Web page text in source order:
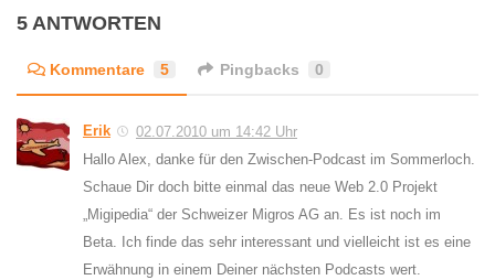
5 ANTWORTEN
Kommentare 5 Pingbacks 0
Erik
02.07.2010 um 14:42 Uhr
Hallo Alex, danke für den Zwischen-Podcast im Sommerloch.
Schaue Dir doch bitte einmal das neue Web 2.0 Projekt
„Migipedia“ der Schweizer Migros AG an. Es ist noch im
Beta. Ich finde das sehr interessant und vielleicht ist es eine
Erwähnung in einem Deiner nächsten Podcasts wert.